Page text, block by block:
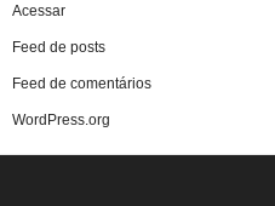
Acessar
Feed de posts
Feed de comentários
WordPress.org